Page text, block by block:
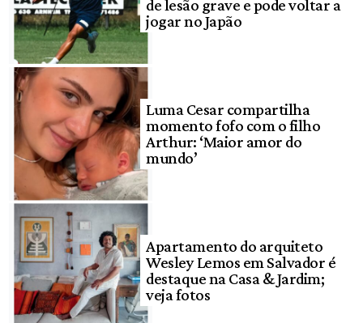
de lesão grave e pode voltar a
jogar no Japão
Luma Cesar compartilha
momento fofo com o filho
Arthur: ‘Maior amor do
mundo’
Apartamento do arquiteto
Wesley Lemos em Salvador é
destaque na Casa & Jardim;
veja fotos